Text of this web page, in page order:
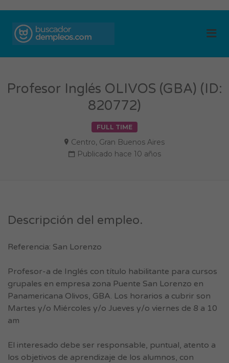
Profesor Inglés OLIVOS (GBA) (ID:
820772)
FULL TIME
Centro, Gran Buenos Aires
Publicado hace 10 años
Descripción del empleo.
Referencia: San Lorenzo
Profesor-a de Inglés con título habilitante para cursos
grupales en empresa zona Puente San Lorenzo en
Panamericana Olivos, GBA. Los horarios a cubrir son
Martes y/o Miércoles y/o Jueves y/o viernes de 8 a 10
am
El interesado debe ser responsable, puntual, atento a
los objetivos de aprendizaje de los alumnos, con